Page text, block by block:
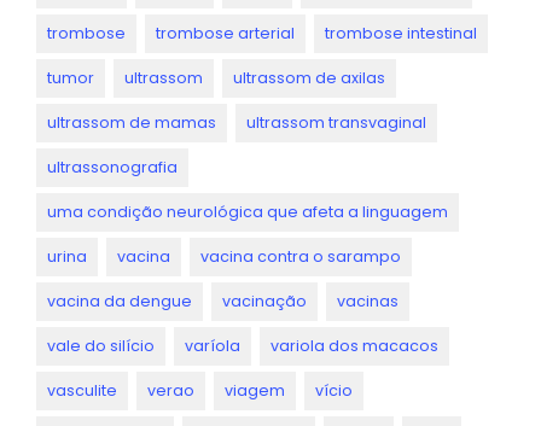
trombose trombose arterial trombose intestinal
tumor ultrassom ultrassom de axilas
ultrassom de mamas ultrassom transvaginal
ultrassonografia
uma condição neurológica que afeta a linguagem
urina vacina vacina contra o sarampo
vacina da dengue vacinação vacinas
vale do silício varíola variola dos macacos
vasculite verao viagem vício